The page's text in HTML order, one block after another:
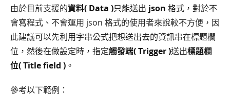
由於目前支援的資料( Data )只能送出 json 格式，對於不
會寫程式、不會運用 json 格式的使用者來說較不方便，因
此建議可以先利用字串公式把想送出去的資訊串在標題欄
位，然後在做設定時，指定觸發端( Trigger )送出標題欄
位( Title field ) 。
參考以下範例：